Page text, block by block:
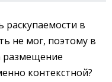
раскупаемости в
не мог, поэтому в
размещение
контекстной?